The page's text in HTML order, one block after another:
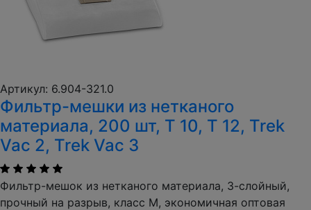
Артикул: 6.904-321.0
Фильтр-мешки из нетканого
материала, 200 шт, T 10, T 12, Trek
Vac 2, Trek Vac 3
Фильтр-мешок из нетканого материала, 3-слойный,
прочный на разрыв, класс M, экономичная оптовая